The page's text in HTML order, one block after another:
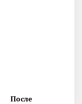
После